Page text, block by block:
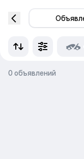
0 объявлений